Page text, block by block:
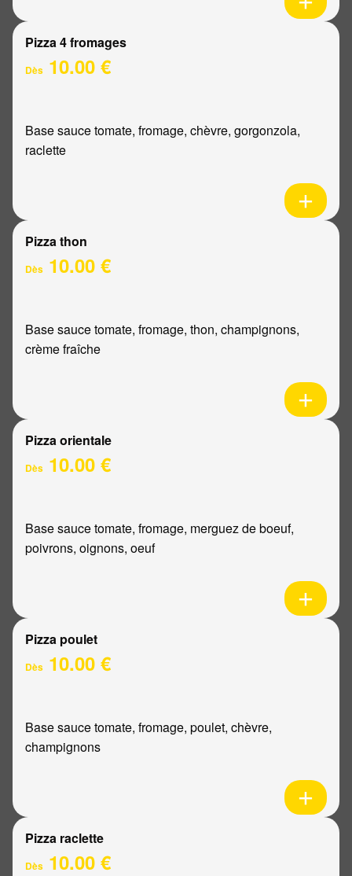
Pizza 4 fromages
Dès 10.00 €
Base sauce tomate, fromage, chèvre, gorgonzola,
raclette
Pizza thon
Dès 10.00 €
Base sauce tomate, fromage, thon, champignons,
crème fraîche
Pizza orientale
Dès 10.00 €
Base sauce tomate, fromage, merguez de boeuf,
poivrons, oignons, oeuf
Pizza poulet
Dès 10.00 €
Base sauce tomate, fromage, poulet, chèvre,
champignons
Pizza raclette
Dès 10.00 €